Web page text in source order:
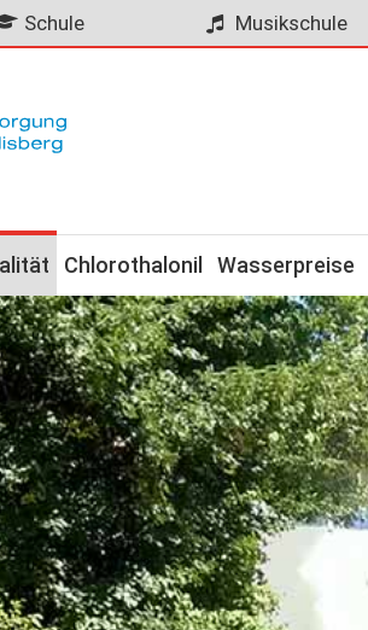
Schule Musikschule
Chlorothalonil Wasserpreise